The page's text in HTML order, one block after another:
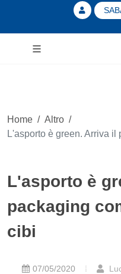
Home / Altro /
L'asporto è green. Arriva
L'asporto è
packaging
cibi
07/05/2020